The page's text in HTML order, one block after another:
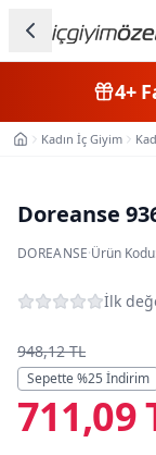
Kategorileri
Çocuk
Fantazi
Büyük
Beden
Markalar
Ana SayfaKadın İç Giyim
Doreanse
DOREANSE·Ürün
İlk
948,12 TL
Sepette %25 İndirim
711,09